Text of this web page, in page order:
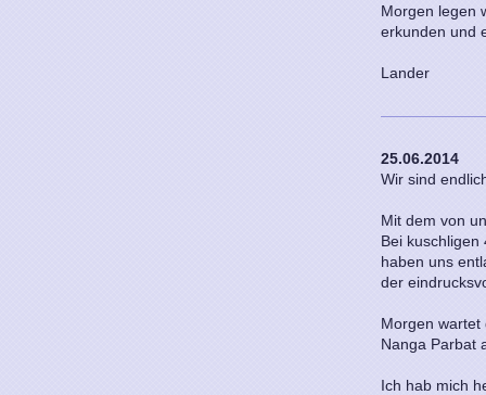
Morgen legen
erkunden und
Lander
25.06.2014
Wir sind
Mit dem von
Bei
haben uns
der
Morgen
Nanga Parbat
Ich hab mich